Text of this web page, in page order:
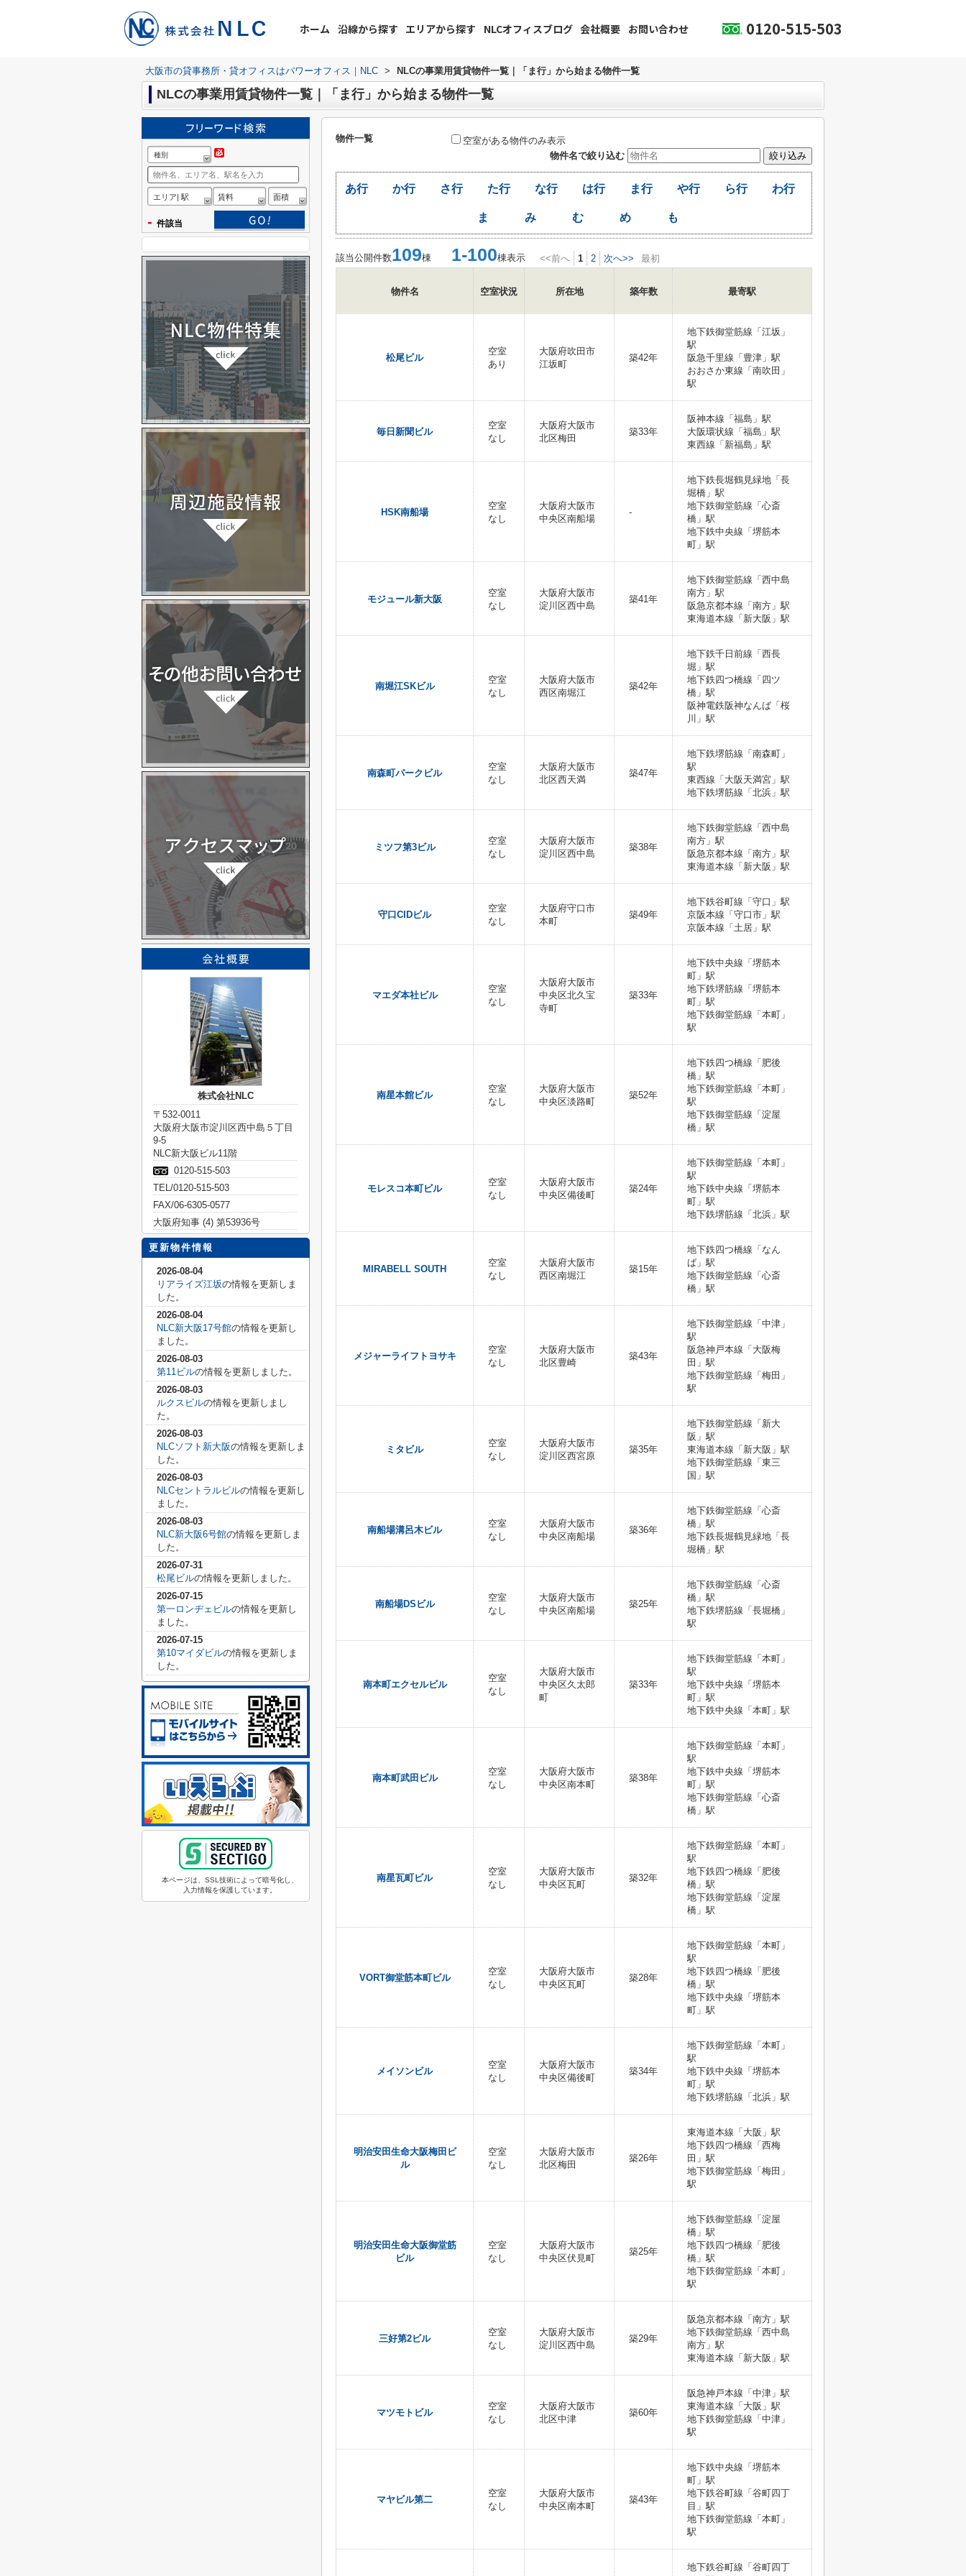
ホーム 沿線から探す エリアから探す NLCオフィスブログ 会社概要 お問い合わせ 0120-515-503
大阪市の貸事務所・貸オフィスはパワーオフィス｜NLC > NLCの事業用賃貸物件一覧｜「ま行」から始まる物件一覧
NLCの事業用賃貸物件一覧｜「ま行」から始まる物件一覧
物件一覧
空室がある物件のみ表示
物件名で絞り込む
あ行 か行 さ行 た行 な行 は行 ま行 や行 ら行 わ行
ま み む め も
該当公開件数109棟 1-100棟表示 <<前へ 1 2 次へ>> 最初
物件名 空室状況 所在地 築年数 最寄駅
松尾ビル
空室
あり
大阪府吹田市
江坂町
築42年
地下鉄御堂筋線「江坂」
駅
阪急千里線「豊津」駅
おおさか東線「南吹田」
駅
毎日新聞ビル
空室
なし
大阪府大阪市
北区梅田
築33年
阪神本線「福島」駅
大阪環状線「福島」駅
東西線「新福島」駅
HSK南船場
空室
なし
大阪府大阪市
中央区南船場
-
地下鉄長堀鶴見緑地「長
堀橋」駅
地下鉄御堂筋線「心斎
橋」駅
地下鉄中央線「堺筋本
町」駅
モジュール新大阪
空室
なし
大阪府大阪市
淀川区西中島
築41年
地下鉄御堂筋線「西中島
南方」駅
阪急京都本線「南方」駅
東海道本線「新大阪」駅
南堀江SKビル
空室
なし
大阪府大阪市
西区南堀江
築42年
地下鉄千日前線「西長
堀」駅
地下鉄四つ橋線「四ツ
橋」駅
阪神電鉄阪神なんば「桜
川」駅
南森町パークビル
空室
なし
大阪府大阪市
北区西天満
築47年
地下鉄堺筋線「南森町」
駅
東西線「大阪天満宮」駅
地下鉄堺筋線「北浜」駅
ミツフ第3ビル
空室
なし
大阪府大阪市
淀川区西中島
築38年
地下鉄御堂筋線「西中島
南方」駅
阪急京都本線「南方」駅
東海道本線「新大阪」駅
守口CIDビル
空室
なし
大阪府守口市
本町
築49年
地下鉄谷町線「守口」駅
京阪本線「守口市」駅
京阪本線「土居」駅
マエダ本社ビル
空室
なし
大阪府大阪市
中央区北久宝
寺町
築33年
地下鉄中央線「堺筋本
町」駅
地下鉄堺筋線「堺筋本
町」駅
地下鉄御堂筋線「本町」
駅
南星本館ビル
空室
なし
大阪府大阪市
中央区淡路町
築52年
地下鉄四つ橋線「肥後
橋」駅
地下鉄御堂筋線「本町」
駅
地下鉄御堂筋線「淀屋
橋」駅
モレスコ本町ビル
空室
なし
大阪府大阪市
中央区備後町
築24年
地下鉄御堂筋線「本町」
駅
地下鉄中央線「堺筋本
町」駅
地下鉄堺筋線「北浜」駅
MIRABELL SOUTH
空室
なし
大阪府大阪市
西区南堀江
築15年
地下鉄四つ橋線「なん
ば」駅
地下鉄御堂筋線「心斎
橋」駅
メジャーライフトヨサキ
空室
なし
大阪府大阪市
北区豊崎
築43年
地下鉄御堂筋線「中津」
駅
阪急神戸本線「大阪梅
田」駅
地下鉄御堂筋線「梅田」
駅
ミタビル
空室
なし
大阪府大阪市
淀川区西宮原
築35年
地下鉄御堂筋線「新大
阪」駅
東海道本線「新大阪」駅
地下鉄御堂筋線「東三
国」駅
南船場溝呂木ビル
空室
なし
大阪府大阪市
中央区南船場
築36年
地下鉄御堂筋線「心斎
橋」駅
地下鉄長堀鶴見緑地「長
堀橋」駅
南船場DSビル
空室
なし
大阪府大阪市
中央区南船場
築25年
地下鉄御堂筋線「心斎
橋」駅
地下鉄堺筋線「長堀橋」
駅
南本町エクセルビル
空室
なし
大阪府大阪市
中央区久太郎
町
築33年
地下鉄御堂筋線「本町」
駅
地下鉄中央線「堺筋本
町」駅
地下鉄中央線「本町」駅
南本町武田ビル
空室
なし
大阪府大阪市
中央区南本町
築38年
地下鉄御堂筋線「本町」
駅
地下鉄中央線「堺筋本
町」駅
地下鉄御堂筋線「心斎
橋」駅
南星瓦町ビル
空室
なし
大阪府大阪市
中央区瓦町
築32年
地下鉄御堂筋線「本町」
駅
地下鉄四つ橋線「肥後
橋」駅
地下鉄御堂筋線「淀屋
橋」駅
VORT御堂筋本町ビル
空室
なし
大阪府大阪市
中央区瓦町
築28年
地下鉄御堂筋線「本町」
駅
地下鉄四つ橋線「肥後
橋」駅
地下鉄中央線「堺筋本
町」駅
メイソンビル
空室
なし
大阪府大阪市
中央区備後町
築34年
地下鉄御堂筋線「本町」
駅
地下鉄中央線「堺筋本
町」駅
地下鉄堺筋線「北浜」駅
明治安田生命大阪梅田ビ
ル
空室
なし
大阪府大阪市
北区梅田
築26年
東海道本線「大阪」駅
地下鉄四つ橋線「西梅
田」駅
地下鉄御堂筋線「梅田」
駅
明治安田生命大阪御堂筋
ビル
空室
なし
大阪府大阪市
中央区伏見町
築25年
地下鉄御堂筋線「淀屋
橋」駅
地下鉄四つ橋線「肥後
橋」駅
地下鉄御堂筋線「本町」
駅
三好第2ビル
空室
なし
大阪府大阪市
淀川区西中島
築29年
阪急京都本線「南方」駅
地下鉄御堂筋線「西中島
南方」駅
東海道本線「新大阪」駅
マツモトビル
空室
なし
大阪府大阪市
北区中津
築60年
阪急神戸本線「中津」駅
東海道本線「大阪」駅
地下鉄御堂筋線「中津」
駅
マヤビル第二
空室
なし
大阪府大阪市
中央区南本町
築43年
地下鉄中央線「堺筋本
町」駅
地下鉄谷町線「谷町四丁
目」駅
地下鉄御堂筋線「本町」
駅
地下鉄谷町線「谷町四丁
種別
エリア| 駅 賃料 面積
- 件該当
株式会社NLC
〒532-0011
大阪府大阪市淀川区西中島５丁目
9-5
NLC新大阪ビル11階
0120-515-503
TEL/0120-515-503
FAX/06-6305-0577
大阪府知事 (4) 第53936号
更新物件情報
2026-08-04
リアライズ江坂の情報を更新しま
した。
2026-08-04
NLC新大阪17号館の情報を更新し
ました。
2026-08-03
第11ビルの情報を更新しました。
2026-08-03
ルクスビルの情報を更新しまし
た。
2026-08-03
NLCソフト新大阪の情報を更新しま
した。
2026-08-03
NLCセントラルビルの情報を更新し
ました。
2026-08-03
NLC新大阪6号館の情報を更新しま
した。
2026-07-31
松尾ビルの情報を更新しました。
2026-07-15
第一ロンヂェビルの情報を更新し
ました。
2026-07-15
第10マイダビルの情報を更新しま
した。
本ページは、SSL技術によって暗号化し、
入力情報を保護しています。